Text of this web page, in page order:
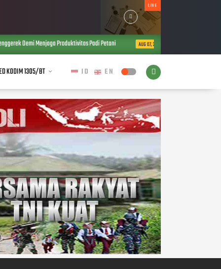
LIVE
Demi Menjaga Produktivitas Padi Petani AUG 07, 2026 Semangat Juang Para
KODIM 1305/BT